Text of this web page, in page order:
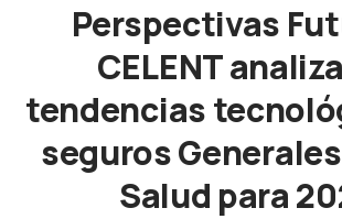
Perspectivas
CELENT
tendencias
seguros
Salud para